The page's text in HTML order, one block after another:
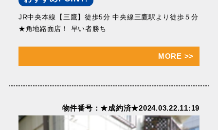
JR中央本線【三鷹】徒歩5分 中央線三鷹駅より徒歩５分
★⾓地路⾯店！ 早い者勝ち
MORE >>
物件番号：★成約済★2024.03.22.11:19